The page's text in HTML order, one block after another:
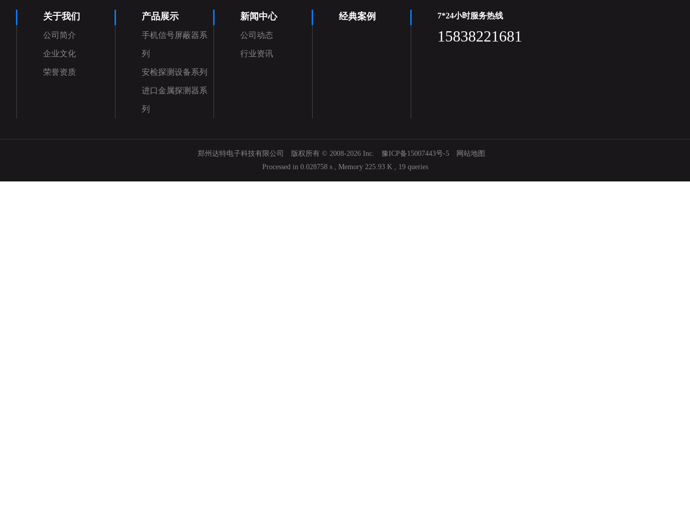
关于我们
公司简介
企业文化
荣誉资质
产品展示
手机信号屏蔽器系列
安检探测设备系列
进口金属探测器系列
新闻中心
公司动态
行业资讯
经典案例 7*24小时服务热线
15838221681
郑州达特电子科技有限公司 版权所有 © 2008-2026 Inc. 豫ICP备15007443号-5